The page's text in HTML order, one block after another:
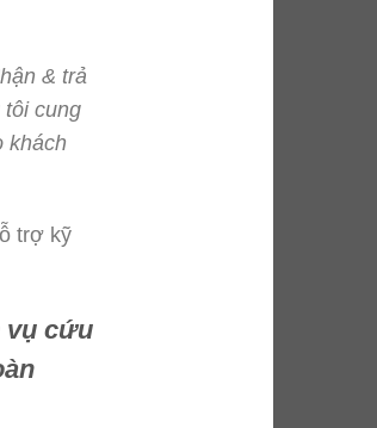
& trả
tôi cung
khách
trợ kỹ
vụ cứu